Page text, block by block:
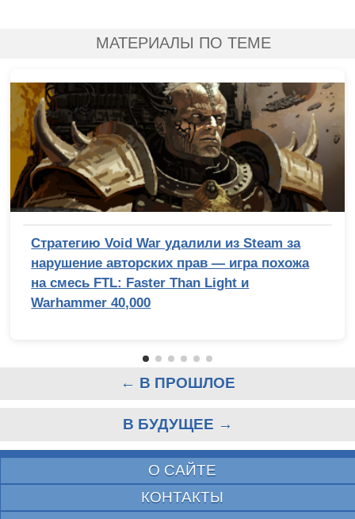
МАТЕРИАЛЫ ПО ТЕМЕ
Стратегию Void War удалили из Steam за
нарушение авторских прав — игра похожа
на смесь FTL: Faster Than Light и
Warhammer 40,000
← В ПРОШЛОЕ
В БУДУЩЕЕ →
О САЙТЕ
КОНТАКТЫ